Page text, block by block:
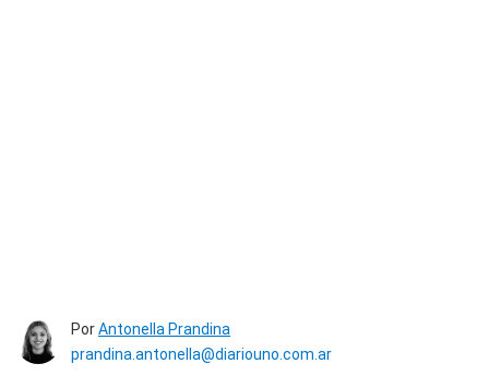
PorAntonella Prandina
prandina.antonella@diariouno.com.ar